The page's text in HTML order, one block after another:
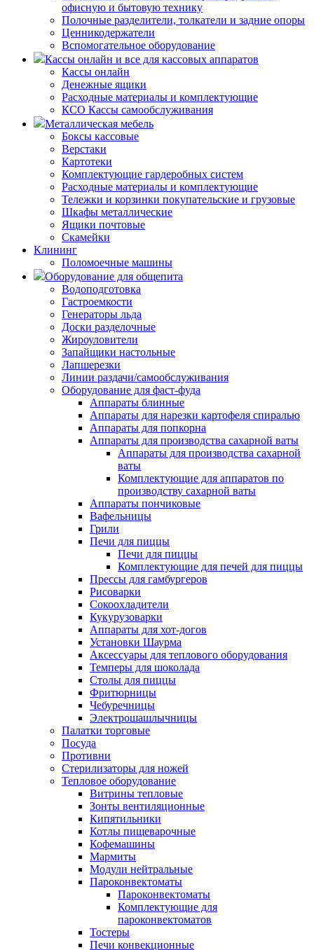
офисную и бытовую технику
Полочные разделители, толкатели и задние опоры
Ценникодержатели
Вспомогательное оборудование
Кассы онлайн и все для кассовых аппаратов
Кассы онлайн
Денежные ящики
Расходные материалы и комплектующие
КСО Кассы самообслуживания
Металлическая мебель
Боксы кассовые
Верстаки
Картотеки
Комплектующие гардеробных систем
Расходные материалы и комплектующие
Тележки и корзинки покупательские и грузовые
Шкафы металлические
Ящики почтовые
Скамейки
Клининг
Поломоечные машины
Оборудование для общепита
Водоподготовка
Гастроемкости
Генераторы льда
Доски разделочные
Жироуловители
Запайщики настольные
Лапшерезки
Линии раздачи/самообслуживания
Оборудование для фаст-фуда
Аппараты блинные
Аппараты для нарезки картофеля спиралью
Аппараты для попкорна
Аппараты для производства сахарной ваты
Аппараты для производства сахарной
ваты
Комплектующие для аппаратов по
производству сахарной ваты
Аппараты пончиковые
Вафельницы
Грили
Печи для пиццы
Печи для пиццы
Комплектующие для печей для пиццы
Прессы для гамбургеров
Рисоварки
Сокоохладители
Кукурузоварки
Аппараты для хот-догов
Установки Шаурма
Аксессуары для теплового оборудования
Темперы для шоколада
Столы для пиццы
Фритюрницы
Чебуречницы
Электрошашлычницы
Палатки торговые
Посуда
Противни
Стерилизаторы для ножей
Тепловое оборудование
Витрины тепловые
Зонты вентиляционные
Кипятильники
Котлы пищеварочные
Кофемашины
Мармиты
Модули нейтральные
Пароконвектоматы
Пароконвектоматы
Комплектующие для
пароконвектоматов
Тостеры
Печи конвекционные